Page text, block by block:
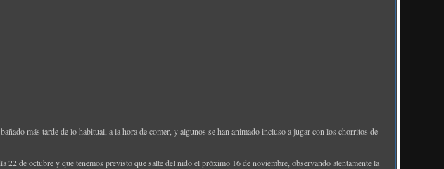
más tarde de lo habitual, a la hora de comer, y algunos se han animado incluso a jugar con los chorritos de
de octubre y que tenemos previsto que salte del nido el próximo 16 de noviembre, observando atentamente la